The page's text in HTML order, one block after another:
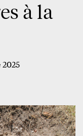
à la